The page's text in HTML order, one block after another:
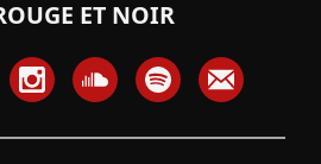
ET NOIR